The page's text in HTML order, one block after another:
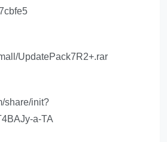
UpdatePack7R2+.rar
share/init?
a-TA